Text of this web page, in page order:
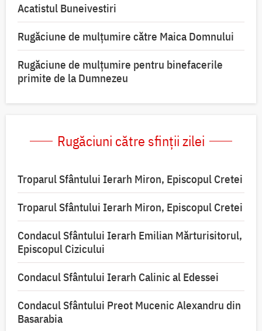
Acatistul Buneivestiri
Rugăciune de mulţumire către Maica Domnului
Rugăciune de mulțumire pentru binefacerile
primite de la Dumnezeu
Rugăciuni către sfinții zilei
Troparul Sfântului Ierarh Miron, Episcopul Cretei
Troparul Sfântului Ierarh Miron, Episcopul Cretei
Condacul Sfântului Ierarh Emilian Mărturisitorul,
Episcopul Cizicului
Condacul Sfântului Ierarh Calinic al Edessei
Condacul Sfântului Preot Mucenic Alexandru din
Basarabia